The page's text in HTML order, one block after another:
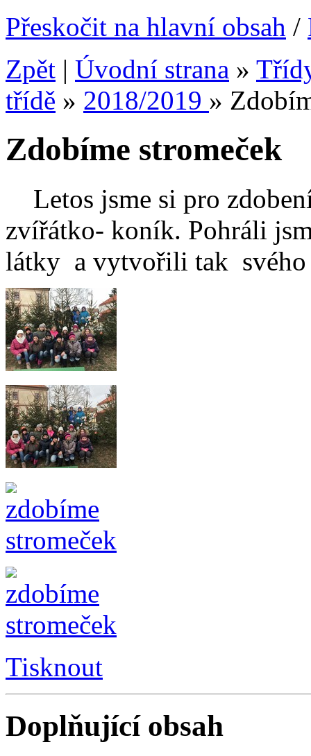
Přeskočit na hlavní obsah /
Zpět | Úvodní strana »
třídě » 2018/2019 »
Zdobíme stromeček
Letos jsme si pro
zvířátko- koník. Pohráli
látky a vytvořili tak
Tisknout
Doplňující obsah